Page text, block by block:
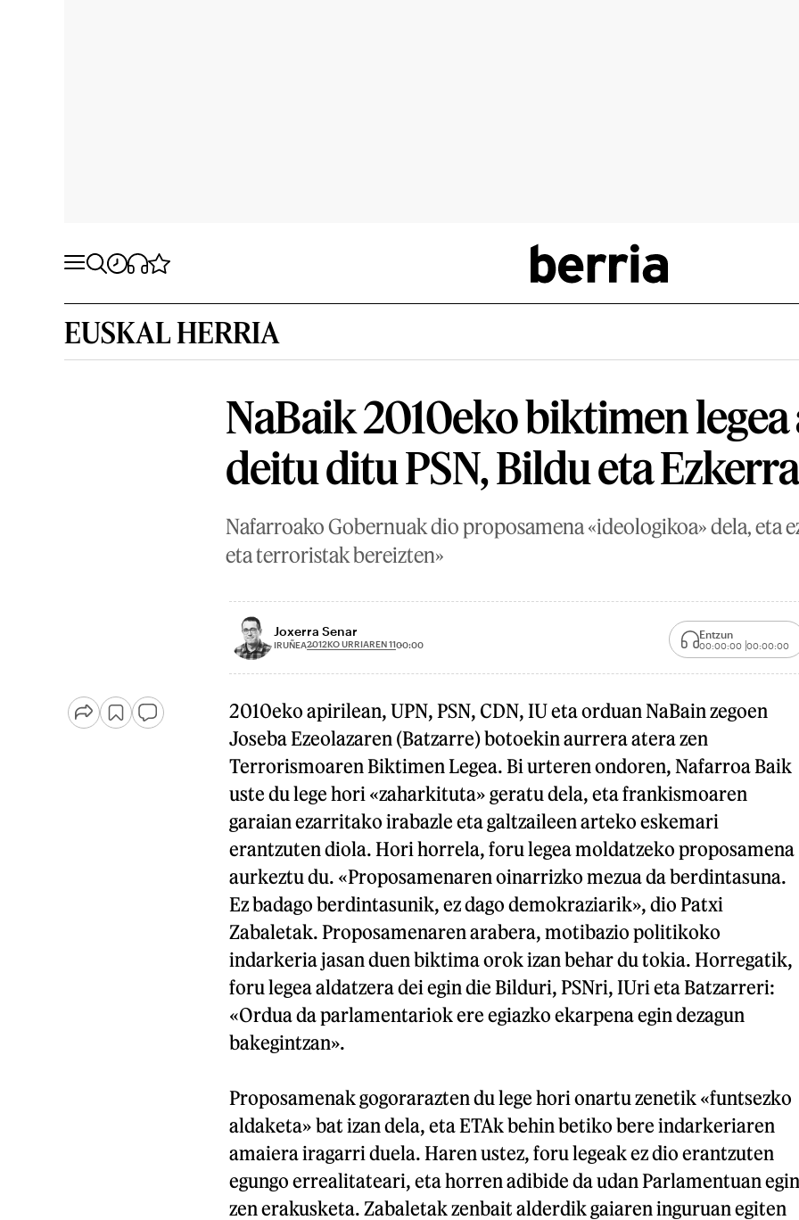
EUSKAL HERRIA
NaBaik 2010eko biktimen
deitu ditu PSN, Bildu eta Ezkerra
Nafarroako Gobernuak dio proposamena «ideologikoa» dela, eta
eta terroristak bereizten»
Joxerra Senar
IRUÑEA2012KO URRIAREN 1100:00
Entzun
00:00:00 00:00:00
2010eko apirilean, UPN, PSN, CDN, IU eta orduan NaBain zegoen
Joseba Ezeolazaren (Batzarre) botoekin aurrera atera zen
Terrorismoaren Biktimen Legea. Bi urteren ondoren, Nafarroa Baik
uste du lege hori «zaharkituta» geratu dela, eta frankismoaren
garaian ezarritako irabazle eta galtzaileen arteko eskemari
erantzuten diola. Hori horrela, foru legea moldatzeko proposamena
aurkeztu du. «Proposamenaren oinarrizko mezua da berdintasuna.
Ez badago berdintasunik, ez dago demokraziarik», dio Patxi
Zabaletak. Proposamenaren arabera, motibazio politikoko
indarkeria jasan duen biktima orok izan behar du tokia. Horregatik,
foru legea aldatzera dei egin die Bilduri, PSNri, IUri eta Batzarreri:
«Ordua da parlamentariok ere egiazko ekarpena egin dezagun
bakegintzan».
Proposamenak gogorarazten du lege hori onartu zenetik «funtsezko
aldaketa» bat izan dela, eta ETAk behin betiko bere indarkeriaren
amaiera iragarri duela. Haren ustez, foru legeak ez dio erantzuten
egungo errealitateari, eta horren adibide da udan Parlamentuan egin
zen erakusketa. Zabaletak zenbait alderdik gaiaren inguruan egiten